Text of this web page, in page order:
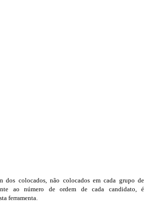
dos colocados, não colocados em cada grupo de
ao número de ordem de cada candidato, é
ferramenta.